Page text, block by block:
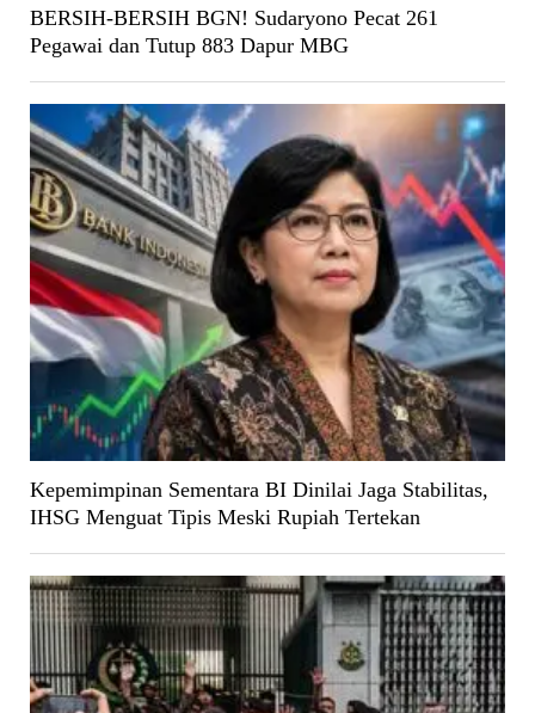
BERSIH-BERSIH BGN! Sudaryono Pecat 261
Pegawai dan Tutup 883 Dapur MBG
Kepemimpinan Sementara BI Dinilai Jaga Stabilitas,
IHSG Menguat Tipis Meski Rupiah Tertekan